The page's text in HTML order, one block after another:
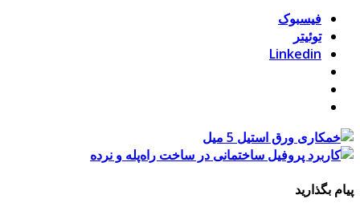
فیسبوک
توئیتر
Linkedin
پیام بگذارید